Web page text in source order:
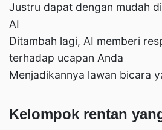
Justru dapat dengan mudah
AI
Ditambah lagi, AI memberi
terhadap ucapan Anda
Menjadikannya lawan bicara
Kelompok rentan